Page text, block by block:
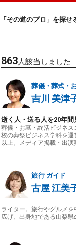
「その道のプロ」を探せ
863人該当しました
葬儀・葬式・
吉川 美津
逝く人・送る人を20年
葬儀・お墓・終活ビジネ
校の葬祭ビジネス学科を
以上。メディア掲載・出
旅行ガイド
古屋 江美
ライター。旅行やグルメ
広げ、出身地である山梨